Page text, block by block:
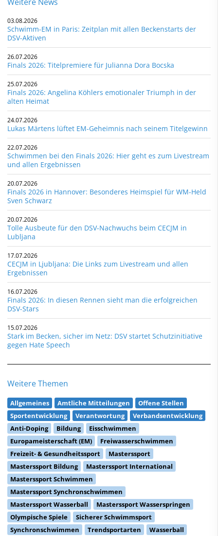
03.08.2026
Schwimm-EM in Paris: Zeitplan mit allen Beckenstarts der
DSV-Aktiven
26.07.2026
Finals 2026: Titelpremiere für Julianna Dora Bocska
25.07.2026
Finals 2026: Angelina Köhlers emotionaler Triumph in der
alten Heimat
24.07.2026
Lukas Märtens lüftet EM-Geheimnis nach seinem Titelgewinn
22.07.2026
Schwimmen bei den Finals 2026: Hier geht es zum Livestream
und allen Ergebnissen
20.07.2026
Finals 2026 in Hannover: Besonderes Heimspiel für WM-Held
Sven Schwarz
20.07.2026
Tolle Ausbeute für den DSV-Nachwuchs beim CECJM in
Lubljana
17.07.2026
CECJM in Ljubljana: Die Links zum Livestream und allen
Ergebnissen
16.07.2026
Finals 2026: In diesen Rennen sieht man die erfolgreichen
DSV-Stars
15.07.2026
Stark im Becken, sicher im Netz: DSV startet Schutzinitiative
gegen Hate Speech
Weitere Themen
Allgemeines Amtliche Mitteilungen
Offene Stellen
Sportentwicklung
Verantwortung
Verbandsentwicklung
Anti-Doping
Bildung
Eisschwimmen
Europameisterschaft (EM)
Freiwasserschwimmen
Freizeit- & Gesundheitssport
Masterssport
Masterssport Bildung
Masterssport International
Masterssport Schwimmen
Masterssport Synchronschwimmen
Masterssport Wasserball
Masterssport Wasserspringen
Olympische Spiele
Sicherer Schwimmsport
Synchronschwimmen
Trendsportarten Wasserball